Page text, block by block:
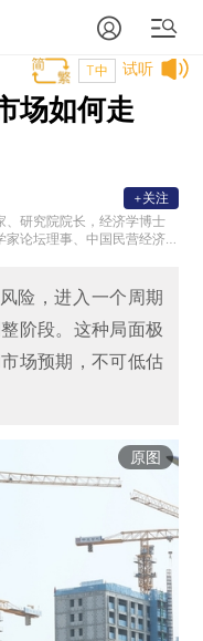
试听
T中
场如何走
、研究院院长，经济学博士
家论坛理事、中国民营经济
主持的经济形势专家座谈
观经济、财政理论与政策。
+关注
险，进入一个周期
阶段。这种局面极
场预期，不可低估
原图